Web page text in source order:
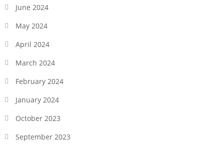
June 2024
May 2024
April 2024
March 2024
February 2024
January 2024
October 2023
September 2023